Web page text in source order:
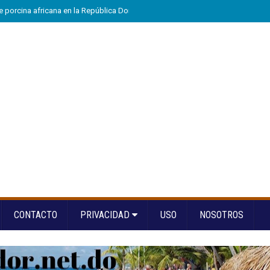
africana en la República Dominicana
CONTACTO PRIVACIDAD USO NOSOTROS